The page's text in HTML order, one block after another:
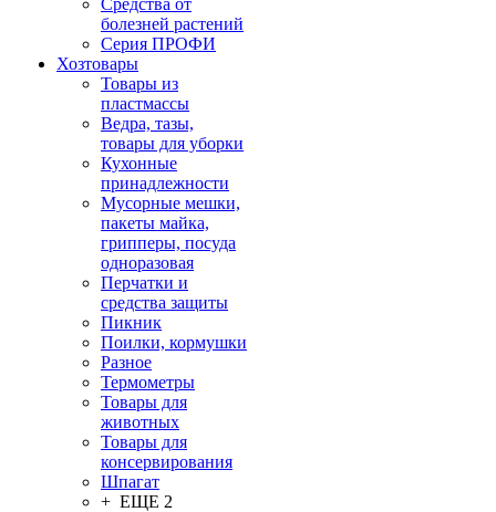
Средства от
болезней растений
Серия ПРОФИ
Хозтовары
Товары из
пластмассы
Ведра, тазы,
товары для уборки
Кухонные
принадлежности
Мусорные мешки,
пакеты майка,
грипперы, посуда
одноразовая
Перчатки и
средства защиты
Пикник
Поилки, кормушки
Разное
Термометры
Товары для
животных
Товары для
консервирования
Шпагат
+ ЕЩЕ 2